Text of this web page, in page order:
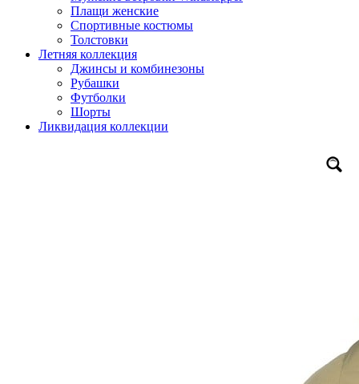
Плащи женские
Спортивные костюмы
Толстовки
Летняя коллекция
Джинсы и комбинезоны
Рубашки
Футболки
Шорты
Ликвидация коллекции